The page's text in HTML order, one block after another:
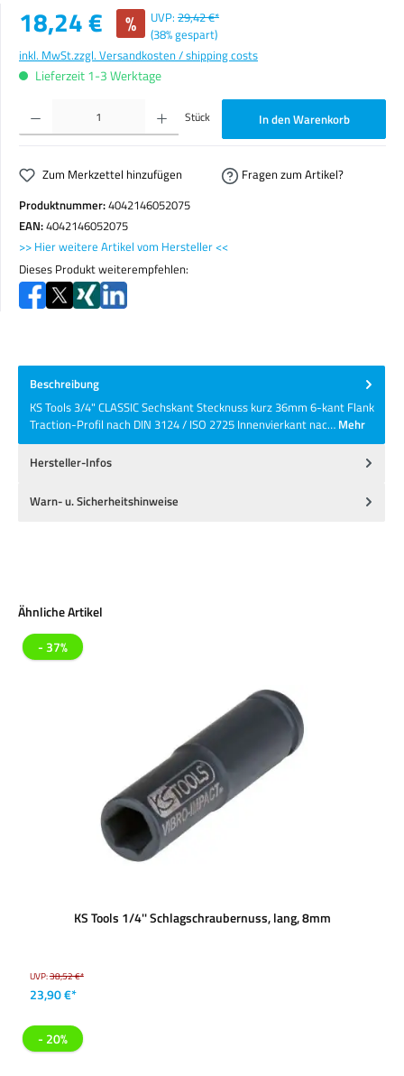
Verkaufspreis:
18,24 € % UVP: 29,42 €*
(38% gespart)
inkl. MwSt.zzgl. Versandkosten / shipping costs
Lieferzeit 1-3 Werktage
Produkt Anzahl: Gib den gewünschten Wert ein oder benutze die Schaltflächen um die Anzahl zu
Stück In den Warenkorb
Zum Merkzettel hinzufügen
Fragen zum Artikel?
Produktnummer:4042146052075
EAN:4042146052075
>> Hier weitere Artikel vom Hersteller <<
Dieses Produkt weiterempfehlen:
Beschreibung
KS Tools 3/4" CLASSIC Sechskant Stecknuss kurz 36mm 6-kant Flank
Traction-Profil nach DIN 3124 / ISO 2725 Innenvierkant nac… Mehr
Hersteller-Infos
Warn- u. Sicherheitshinweise
Produktgalerie überspringen
Ähnliche Artikel
- 37%
KS Tools 1/4'' Schlagschraubernuss, lang, 8mm
UVP:38,52 €*
23,90 €*
- 20%